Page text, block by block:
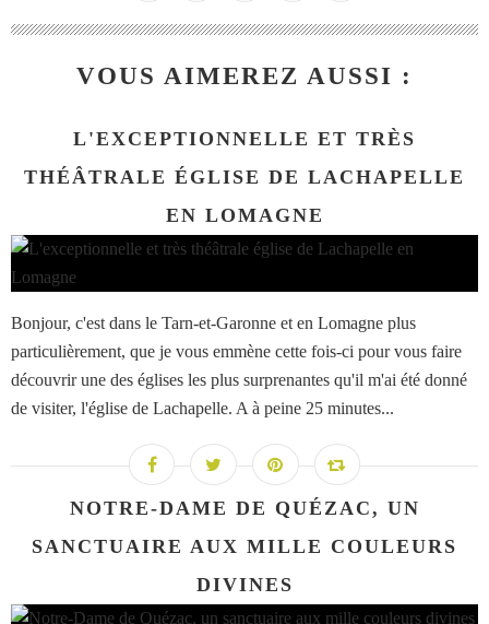
VOUS AIMEREZ AUSSI :
L'EXCEPTIONNELLE ET TRÈS
THÉÂTRALE ÉGLISE DE LACHAPELLE
EN LOMAGNE
Bonjour, c'est dans le Tarn-et-Garonne et en Lomagne plus
particulièrement, que je vous emmène cette fois-ci pour vous faire
découvrir une des églises les plus surprenantes qu'il m'ai été donné
de visiter, l'église de Lachapelle. A à peine 25 minutes...
NOTRE-DAME DE QUÉZAC, UN
SANCTUAIRE AUX MILLE COULEURS
DIVINES